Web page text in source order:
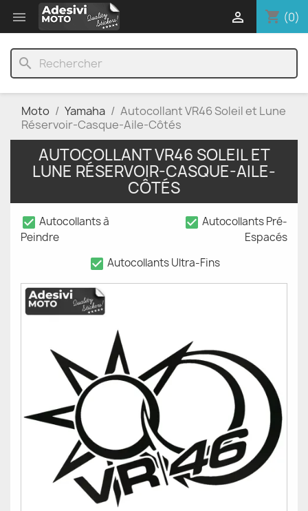
 shopping_cart (0)

search
Moto Yamaha
Autocollant VR46 Soleil et Lune
Réservoir-Casque-Aile-Côtés
AUTOCOLLANT VR46 SOLEIL ET
LUNE RÉSERVOIR-CASQUE-AILE-
CÔTÉS
check_box Autocollants à
Peindre
check_box Autocollants Pré-
Espacés
check_box Autocollants Ultra-Fins